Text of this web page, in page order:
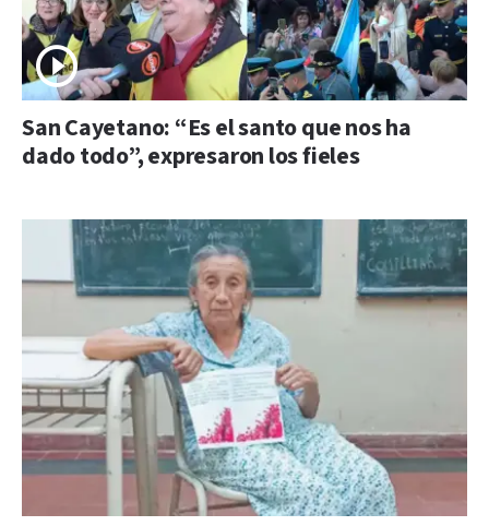
San Cayetano: “Es el santo que nos ha
dado todo”, expresaron los fieles